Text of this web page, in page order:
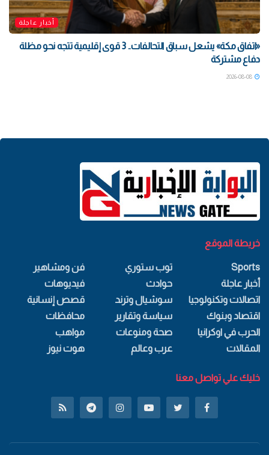
أخبار عاجلة
«اتفاق مكة» يشعل سباق التحالفات.. 3 قوى إقليمية تتجه نحو مظلة
دفاع مشتركة
خريطة الموقع
Sports
أخبار عاجلة
اتصالات وتكنولوجيا
اقتصاد وبنوك
الحرب في اوكرانيا
المقالات
توب ستوري
حوادث
سوشيال وترند
سياسة وتقارير
صحة ومنوعات
عرب وعالم
فن ومشاهير
فيديوهات
قصص إنسانية
محافظات
مواهب
هوت نيوز
خليك علي تواصل معنا